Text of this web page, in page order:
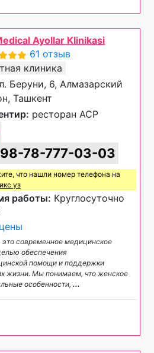
Ayollar Klinikasi
61 отзыв
клиника
Беруни, 6, Алмазарский
Ташкент
ресторан АСР
78-777-03-03
что нашли номер телефона на
уз
работы: Круглосуточно
современное медицинское
обеспечения
помощи и поддержки
жизни. Мы понимаем, что женское
особенности, ...